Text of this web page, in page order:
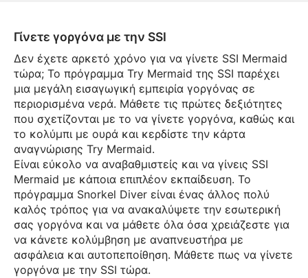
Γίνετε γοργόνα με την SSI
Δεν έχετε αρκετό χρόνο για να γίνετε SSI Mermaid
τώρα; Το πρόγραμμα Try Mermaid της SSI παρέχει
μια μεγάλη εισαγωγική εμπειρία γοργόνας σε
περιορισμένα νερά. Μάθετε τις πρώτες δεξιότητες
που σχετίζονται με το να γίνετε γοργόνα, καθώς και
το κολύμπι με ουρά και κερδίστε την κάρτα
αναγνώρισης Try Mermaid.
Είναι εύκολο να αναβαθμιστείς και να γίνεις SSI
Mermaid με κάποια επιπλέον εκπαίδευση. Το
πρόγραμμα Snorkel Diver είναι ένας άλλος πολύ
καλός τρόπος για να ανακαλύψετε την εσωτερική
σας γοργόνα και να μάθετε όλα όσα χρειάζεστε για
να κάνετε κολύμβηση με αναπνευστήρα με
ασφάλεια και αυτοπεποίθηση. Μάθετε πως να γίνετε
γοργόνα με την SSI τώρα.